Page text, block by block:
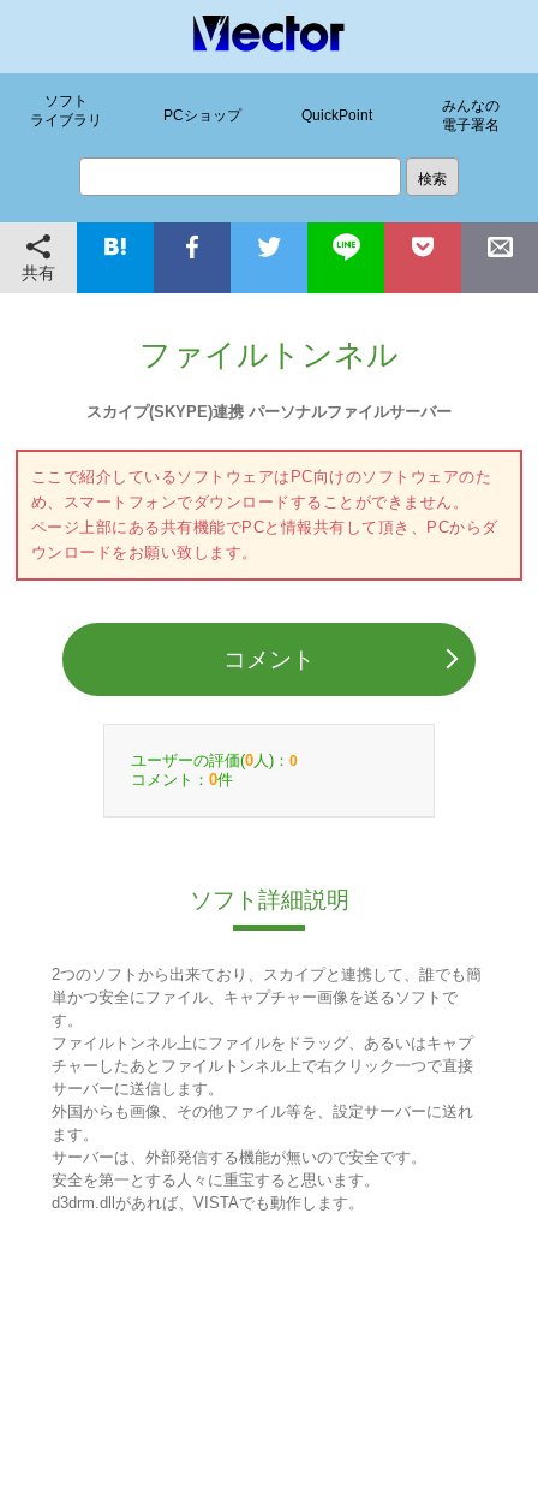
ソフト
ライブラリ
PCショップ QuickPoint
みんなの
電子署名
共有
ファイルトンネル
スカイプ(SKYPE)連携 パーソナルファイルサーバー
ここで紹介しているソフトウェアはPC向けのソフトウェアのた
め、スマートフォンでダウンロードすることができません。
ページ上部にある共有機能でPCと情報共有して頂き、PCからダ
ウンロードをお願い致します。
コメント
ユーザーの評価(0 人)： 0
コメント： 0件
ソフト詳細説明
2つのソフトから出来ており、スカイプと連携して、誰でも簡
単かつ安全にファイル、キャプチャー画像を送るソフトで
す。
ファイルトンネル上にファイルをドラッグ、あるいはキャプ
チャーしたあとファイルトンネル上で右クリック一つで直接
サーバーに送信します。
外国からも画像、その他ファイル等を、設定サーバーに送れ
ます。
サーバーは、外部発信する機能が無いので安全です。
安全を第一とする人々に重宝すると思います。
d3drm.dllがあれば、VISTAでも動作します。